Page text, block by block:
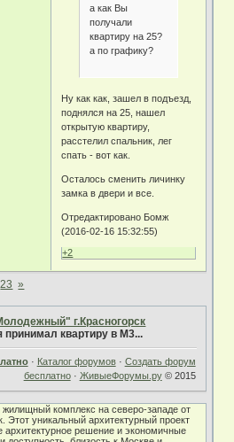
а как Вы
получали
квартиру на 25?
а по графику?
Ну как как, зашел в подъезд,
поднялся на 25, нашел
открытую квартиру,
расстелил спальник, лег
спать - вот как.
Осталось сменить личинку
замка в двери и все.
Отредактировано Бомж
(2016-02-16 15:32:55)
+2
23 »
г.Красногорск
принимал квартиру в М3...
· Каталог форумов· Создать форум
бесплатно· ЖивыеФорумы.ру© 2015
комплекс на северо-западе от
Этот уникальный архитектурный проект
архитектурное решение и экономичные